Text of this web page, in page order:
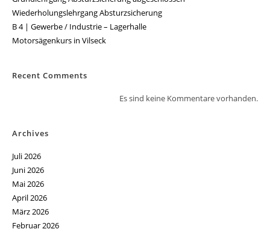
Wiederholungslehrgang Absturzsicherung
B 4 | Gewerbe / Industrie – Lagerhalle
Motorsägenkurs in Vilseck
Recent Comments
Es sind keine Kommentare vorhanden.
Archives
Juli 2026
Juni 2026
Mai 2026
April 2026
März 2026
Februar 2026